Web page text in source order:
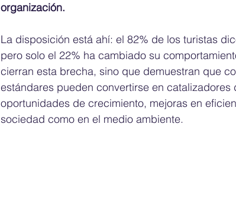
organización.
La disposición está ahí: el 82% de los turistas
pero solo el 22% ha cambiado su
cierran esta brecha, sino que demuestran que
estándares pueden convertirse en
oportunidades de crecimiento, mejoras en
sociedad como en el medio ambiente.